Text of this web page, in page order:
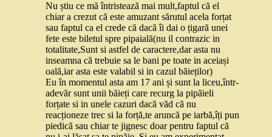
Nu știu ce mă întristează mai mult,faptul că el
chiar a crezut că este amuzant sărutul acela forțat
sau faptul ca el crede că dacă îi dai o țigară unei
fete este biletul spre pipaială(nu il contrazic in
totalitate,Sunt si astfel de caractere,dar asta nu
inseamna că trebuie sa le bani pe toate in aceiași
oală,iar asta este valabil si in cazul băieților)
Eu în momentul asta am 17 ani și sunt la liceu,într-
adevăr sunt unii băieți care recurg la pipăieli
forțate si in unele cazuri dacă văd că nu
reacționeze trec si la forță,te aruncă pe iarbă,îți pun
piedică sau chiar te jignesc doar pentru faptul că